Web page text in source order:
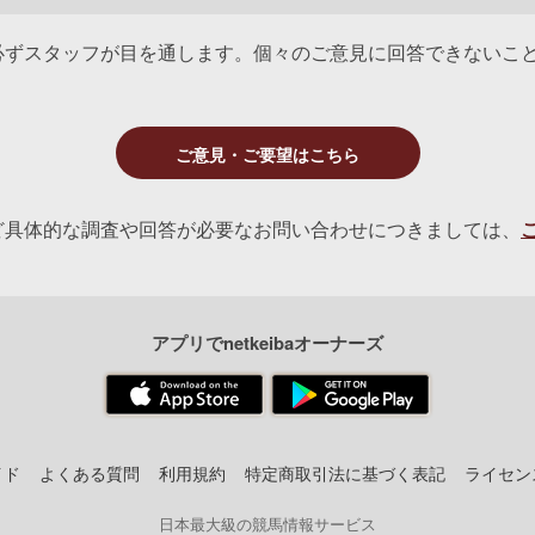
スタッフが目を通します。個々のご意見に回答できないこ
ご意見・ご要望はこちら
体的な調査や回答が必要なお問い合わせにつきましては、
アプリでnetkeibaオーナーズ
よくある質問 利用規約 特定商取引法に基づく表記 ライセン
日本最大級の競馬情報サービス